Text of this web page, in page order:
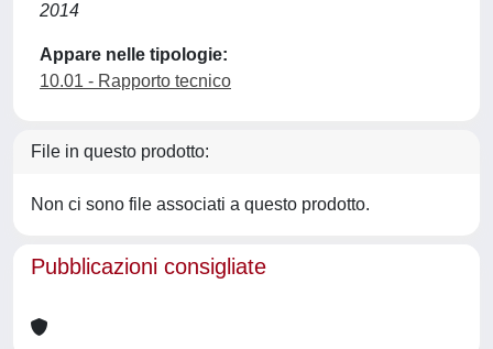
2014
Appare nelle tipologie:
10.01 - Rapporto tecnico
File in questo prodotto:
Non ci sono file associati a questo prodotto.
Pubblicazioni consigliate